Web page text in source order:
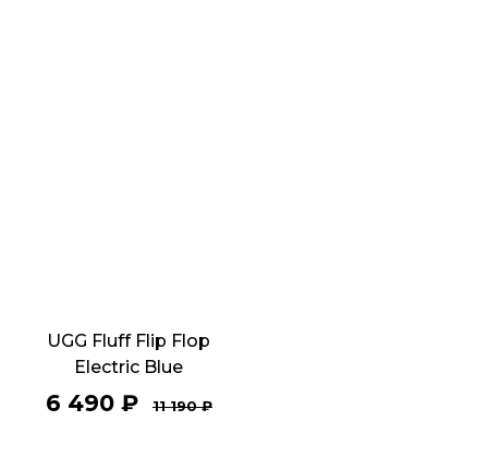
UGG Fluff Flip Flop
Electric Blue
6 490₽ 11 190₽